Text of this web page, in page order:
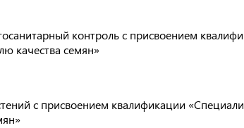
контроль с присвоением
качества семян»
с присвоением квалификации